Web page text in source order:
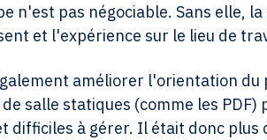
n'est pas négociable. Sans elle,
et l'expérience sur le lieu de
améliorer l'orientation
salle statiques (comme les
difficiles à gérer. Il était donc plus